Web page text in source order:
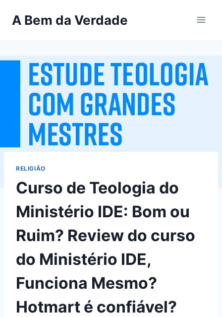
paraA Bem da Verdade
RELIGIÃO
Curso de Teologia do
Ministério IDE: Bom ou
Ruim? Review do curso
do Ministério IDE,
Funciona Mesmo?
Hotmart é confiável?